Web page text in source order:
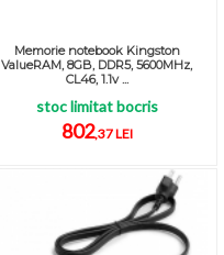
Memorie notebook Kingston
ValueRAM, 8GB, DDR5, 5600MHz,
CL46, 1.1v ...
stoc limitat bocris
802,37 LEI